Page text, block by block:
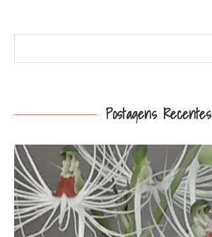
Postagens Recentes